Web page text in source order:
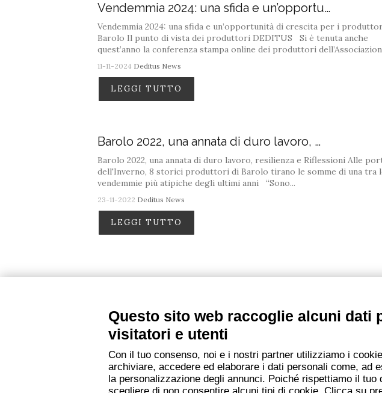
Vendemmia 2024: una sfida e un’opportu…
Vendemmia 2024: una sfida e un’opportunità di crescita per i
Barolo Il punto di vista dei produttori DEDITUS Si è tenuta anche
quest’anno la conferenza stampa online dei produttori
11-11-2024 Deditus News
LEGGI TUTTO
Barolo 2022, una annata di duro lavoro, …
Barolo 2022, una annata di duro lavoro, resilienza e Riflessioni Alle
dell'Inverno, 8 storici produttori di Barolo tirano le somme di una tra
vendemmie più atipiche degli ultimi anni “Sono...
23-11-2022 Deditus News
LEGGI TUTTO
Questo sito web raccoglie alcuni dati
visitatori e utenti
Con il tuo consenso, noi e i nostri partner utilizziamo i
archiviare, accedere ed elaborare i dati personali come, ad
la personalizzazione degli annunci. Poiché rispettiamo il